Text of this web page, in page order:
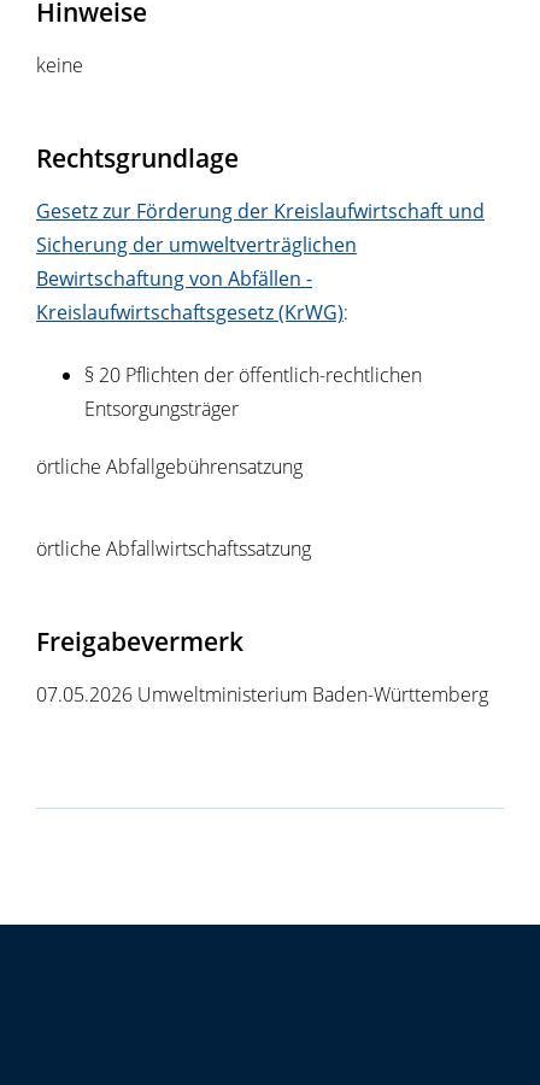
Hinweise
keine
Rechtsgrundlage
Gesetz zur Förderung der Kreislaufwirtschaft und
Sicherung der umweltverträglichen
Bewirtschaftung von Abfällen -
Kreislaufwirtschaftsgesetz (KrWG):
§ 20 Pflichten der öffentlich-rechtlichen
Entsorgungsträger
örtliche Abfallgebührensatzung
örtliche Abfallwirtschaftssatzung
Freigabevermerk
07.05.2026 Umweltministerium Baden-Württemberg